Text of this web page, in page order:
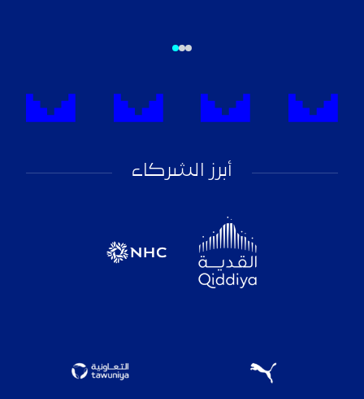
أبرز الشركاء